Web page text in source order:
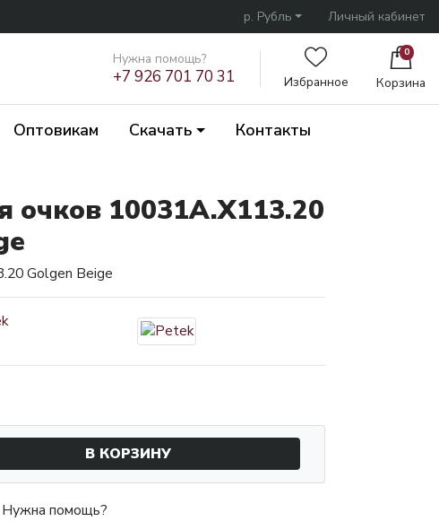
р. Рубль Личный кабинет
Нужна помощь?
+7 926 701 70 31 Избранное
0
Корзина
Оптовикам Скачать Контакты
очков 10031A.X113.20
Golgen Beige
В КОРЗИНУ
Нужна помощь?